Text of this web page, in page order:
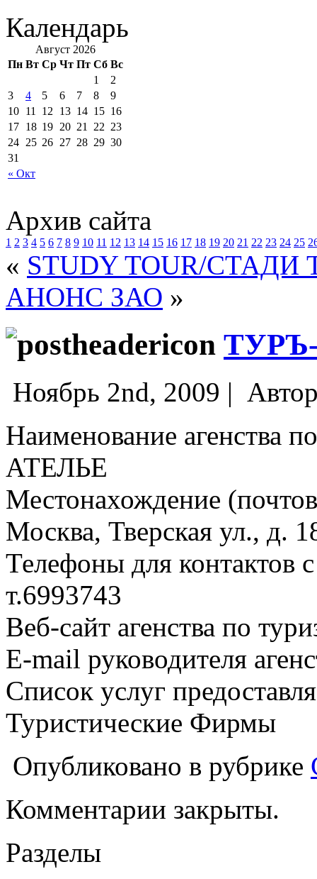
Календарь
Август 2026
Пн Вт Ср Чт Пт Сб Вс
« Окт
1
2
3
4 5 6 7 8
9
10 11 12 13 14 15 16
17 18 19 20 21 22 23
24 25 26 27 28 29 30
31
Архив сайта
1 2 3 4 5 6 7 8 9 10 11 12 13 14 15 16 17 18 19 20 21 22 23 24 25
« STUDY TOUR/СТАДИ
АНОНС ЗАО »
Ноябрь 2nd, 2009 |
Наименование агенства
АТЕЛЬЕ
Местонахождение
Москва, Тверская ул., д.
Телефоны для контактов
т.6993743
Веб-сайт агенства по
E-mail руководителя
Список услуг
Туристические Фирмы
Опубликовано в рубрике
Комментарии закрыты.
Разделы